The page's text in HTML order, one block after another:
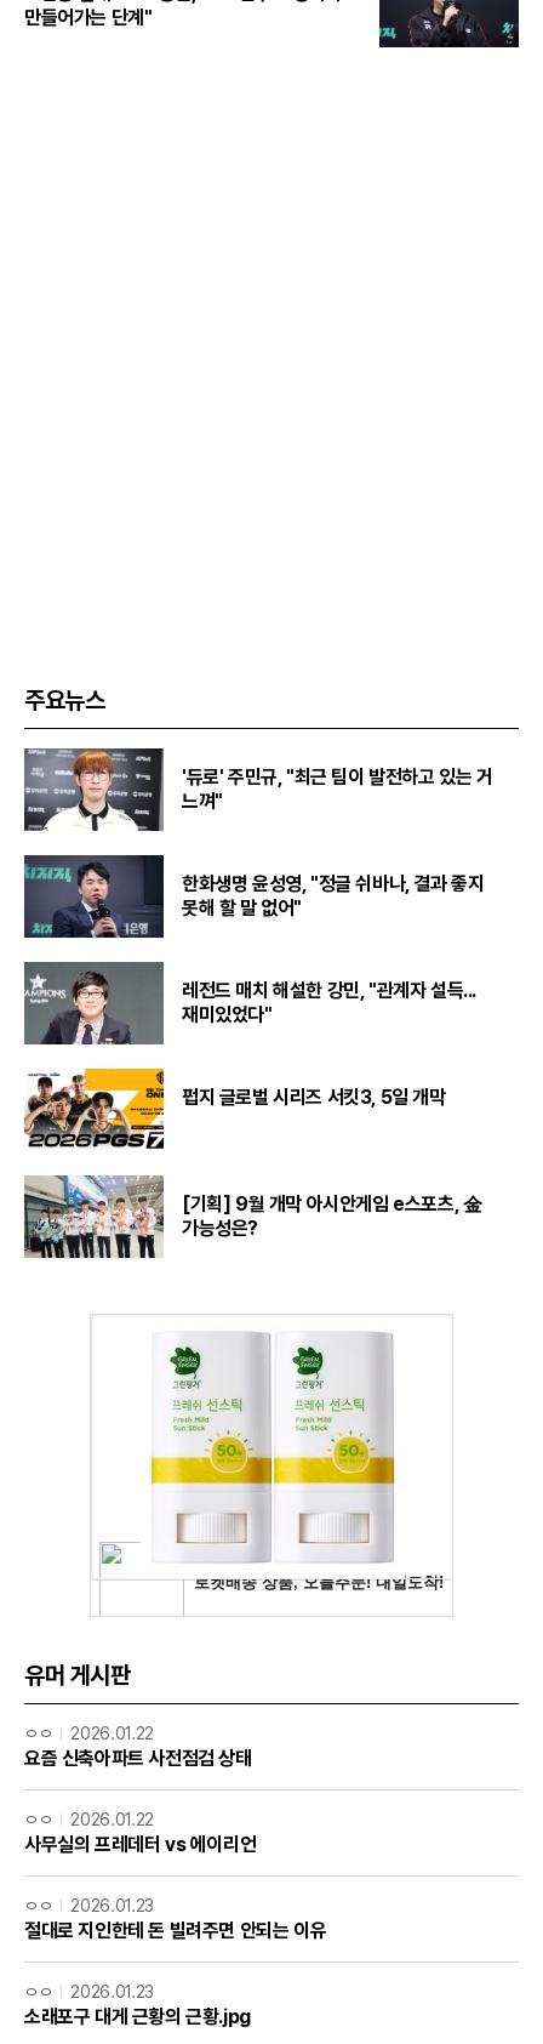
만들어가는 단계"
주요뉴스
'듀로' 주민규, "최근 팀이 발전하고 있는 거
느껴"
한화생명 윤성영, "정글 쉬바나, 결과 좋지
못해 할 말 없어"
레전드 매치 해설한 강민, "관계자 설득...
재미있었다"
펍지 글로벌 시리즈 서킷3, 5일 개막
[기획] 9월 개막 아시안게임 e스포츠, 金
가능성은?
유머 게시판
ㅇㅇ 2026.01.22
요즘 신축아파트 사전점검 상태
ㅇㅇ 2026.01.22
사무실의 프레데터 vs 에이리언
ㅇㅇ 2026.01.23
절대로 지인한테 돈 빌려주면 안되는 이유
ㅇㅇ 2026.01.23
소래포구 대게 근황의 근황.jpg